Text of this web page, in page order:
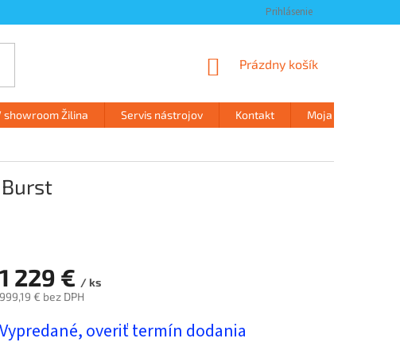
Prihlásenie
NÁKUPNÝ
Prázdny košík
showroom Žilina Servis nástrojov Kontakt Moja objednávka
Burst
1 229 € / ks
999,19 € bez DPH
cena:
Vypredané, overiť termín dodania